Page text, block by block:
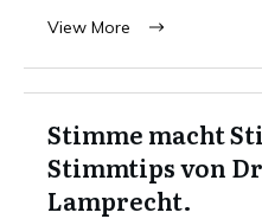
View More
Stimme macht
Stimmtips von
Lamprecht.